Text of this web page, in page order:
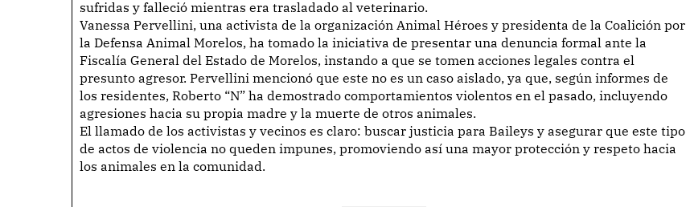
sufridas y falleció mientras era trasladado al veterinario.
Vanessa Pervellini, una activista de la organización Animal Héroes y presidenta de la Coalición por
la Defensa Animal Morelos, ha tomado la iniciativa de presentar una denuncia formal ante la
Fiscalía General del Estado de Morelos, instando a que se tomen acciones legales contra el
presunto agresor. Pervellini mencionó que este no es un caso aislado, ya que, según informes de
los residentes, Roberto “N” ha demostrado comportamientos violentos en el pasado, incluyendo
agresiones hacia su propia madre y la muerte de otros animales.
El llamado de los activistas y vecinos es claro: buscar justicia para Baileys y asegurar que este tipo
de actos de violencia no queden impunes, promoviendo así una mayor protección y respeto hacia
los animales en la comunidad.